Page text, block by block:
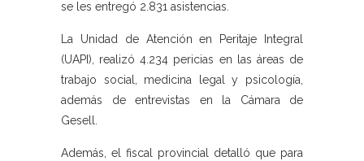
se les entregó 2.831 asistencias.
La Unidad de Atención en Peritaje Integral
(UAPI), realizó 4.234 pericias en las áreas de
trabajo social, medicina legal y psicología,
además de entrevistas en la Cámara de
Gesell.
Además, el fiscal provincial detalló que para